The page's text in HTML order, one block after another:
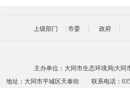
上级部门 市委 政府
主办单位：大同市生态环境局|大同
地址：大同市平城区天泰街
联系电话：